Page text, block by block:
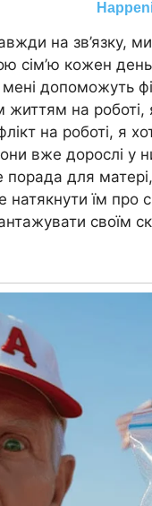
на зв’язку,
сім’ю кожен
допоможуть
життям на
на роботі, я
вже дорослі у
для
їм про
своїм